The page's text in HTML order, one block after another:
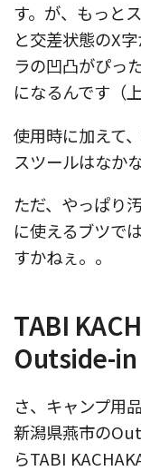
す。が、もっと
と交差状態のX
ラの凹凸がぴっ
になるんです（
使用時に加えて
スツールはなか
ただ、やっぱり
に使えるブツで
すかねぇ。。
TABI
Outside-in
さ、キャンプ用
新潟県燕市の
らTABI